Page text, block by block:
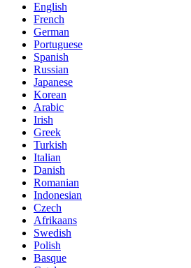
English
French
German
Portuguese
Spanish
Russian
Japanese
Korean
Arabic
Irish
Greek
Turkish
Italian
Danish
Romanian
Indonesian
Czech
Afrikaans
Swedish
Polish
Basque